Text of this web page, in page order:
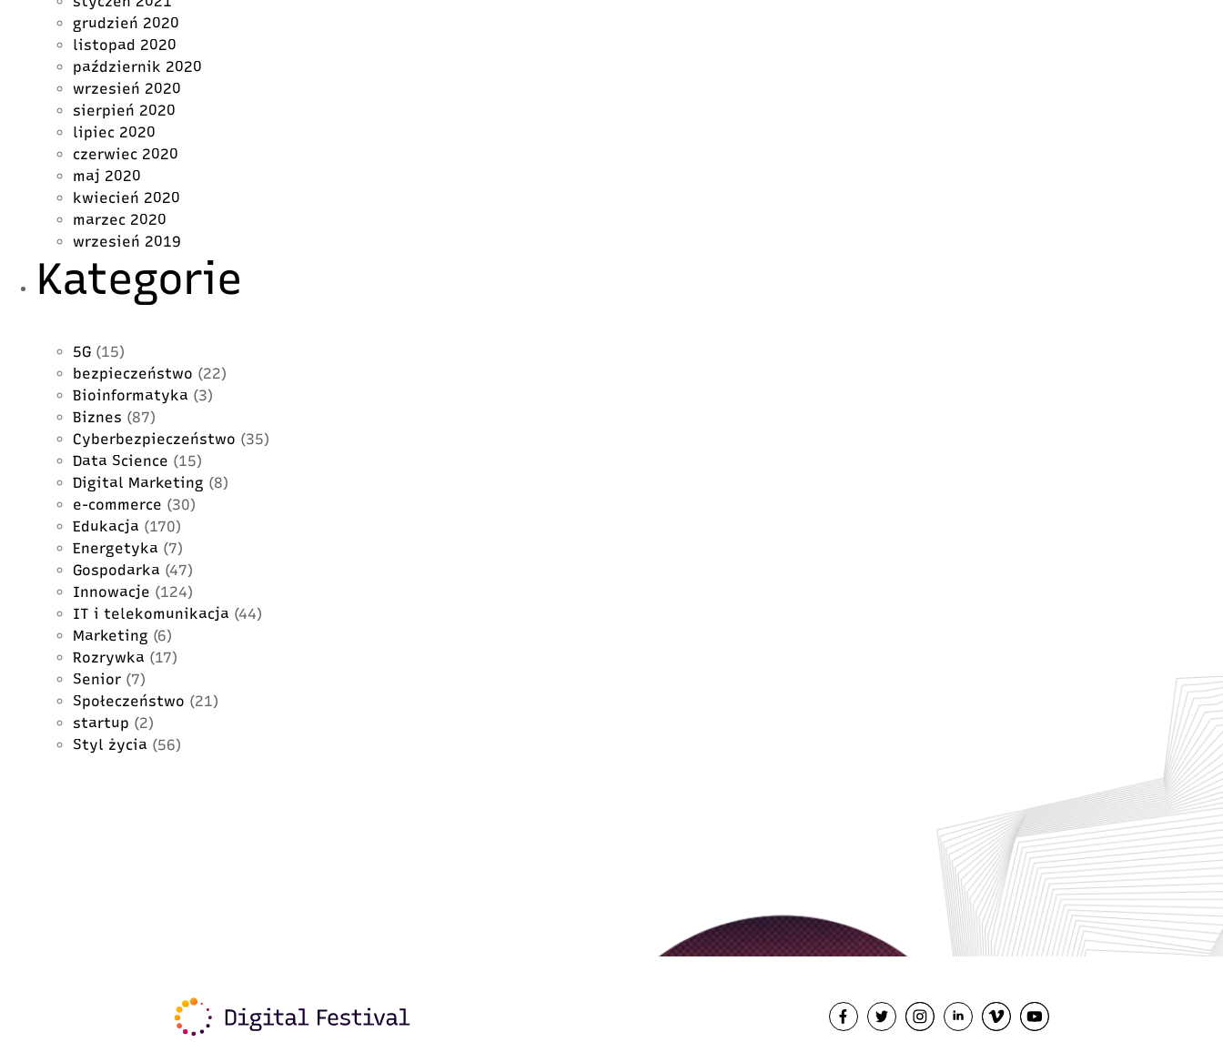
grudzień 2020
listopad 2020
październik 2020
wrzesień 2020
sierpień 2020
lipiec 2020
czerwiec 2020
maj 2020
kwiecień 2020
marzec 2020
wrzesień 2019
Kategorie
5G (15)
bezpieczeństwo (22)
Bioinformatyka (3)
Biznes (87)
Cyberbezpieczeństwo (35)
Data Science (15)
Digital Marketing (8)
e-commerce (30)
Edukacja (170)
Energetyka (7)
Gospodarka (47)
Innowacje (124)
IT i telekomunikacja (44)
Marketing (6)
Rozrywka (17)
Senior (7)
Społeczeństwo (21)
startup (2)
Styl życia (56)